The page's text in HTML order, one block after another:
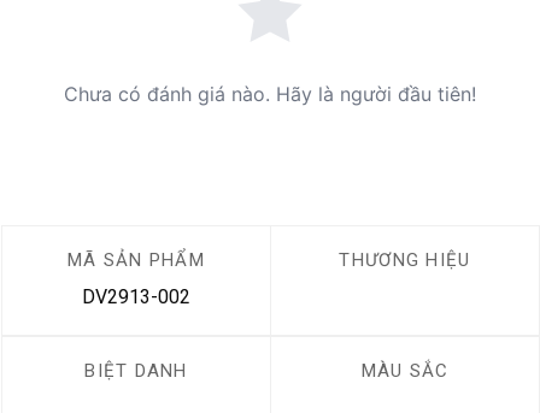
Chưa có đánh giá nào. Hãy là người đầu tiên!
MÃ SẢN PHẨM
DV2913-002
THƯƠNG HIỆU
BIỆT DANH MÀU SẮC